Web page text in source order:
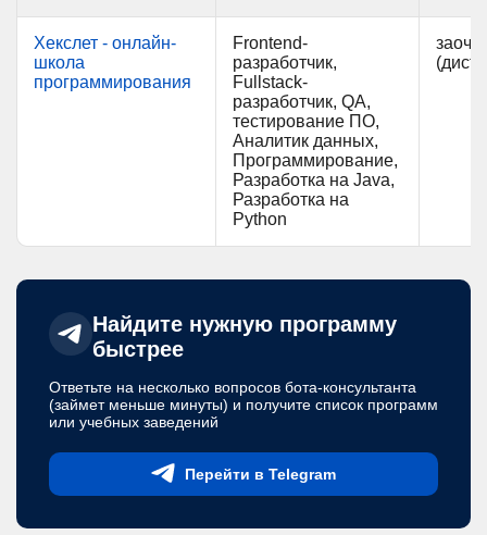
Хекслет - онлайн-
школа
программирования
Frontend-
разработчик,
Fullstack-
разработчик, QA,
тестирование ПО,
Аналитик данных,
Программирование,
Разработка на Java,
Разработка на
Python
Найдите нужную программу
быстрее
Ответьте на несколько вопросов бота-консультанта
(займет меньше минуты) и получите список программ
или учебных заведений
Перейти в Telegram